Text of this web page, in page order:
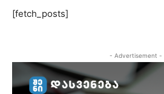
[fetch_posts]
- Advertisement -